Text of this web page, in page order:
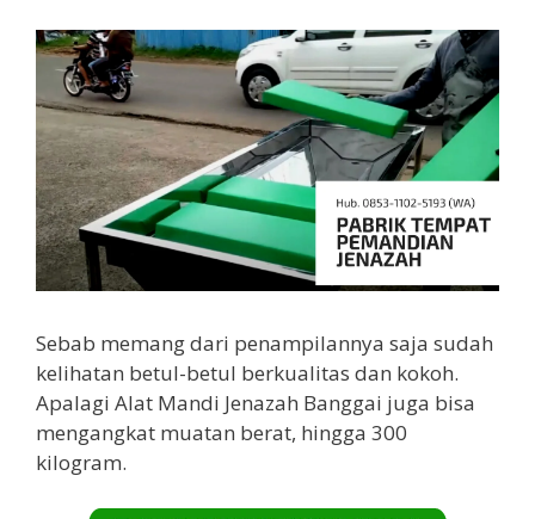
Sebab memang dari penampilannya saja sudah
kelihatan betul-betul berkualitas dan kokoh.
Apalagi Alat Mandi Jenazah Banggai juga bisa
mengangkat muatan berat, hingga 300
kilogram.